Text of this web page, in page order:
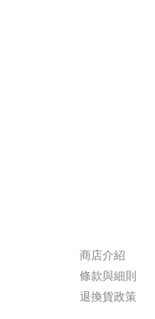
商店介紹
條款與細則
退換貨政策